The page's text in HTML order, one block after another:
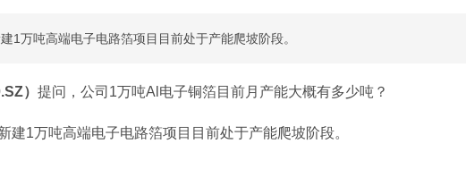
1万吨高端电子电路箔项目目前处于产能爬坡阶段。
） 提问，公司1万吨Al电子铜箔目前月产能大概有多少吨？
建1万吨高端电子电路箔项目目前处于产能爬坡阶段。